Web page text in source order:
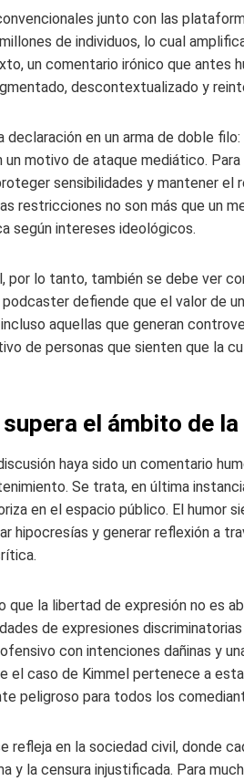
junto con las
de individuos, lo cual
un comentario irónico que antes
descontextualizado y
en un arma de doble
motivo de ataque mediático.
sensibilidades y mantener el
restricciones no son más que un
según intereses ideológicos.
por lo tanto, también se debe ver
defiende que el valor de
aquellas que generan
de personas que sienten que la
el ámbito de
haya sido un comentario
Se trata, en última
en el espacio público. El humor
hipocresías y generar reflexión a
que la libertad de expresión no es
de expresiones
con intenciones dañinas y
el caso de Kimmel pertenece a
peligroso para todos los
refleja en la sociedad civil, donde
y la censura injustificada. Para